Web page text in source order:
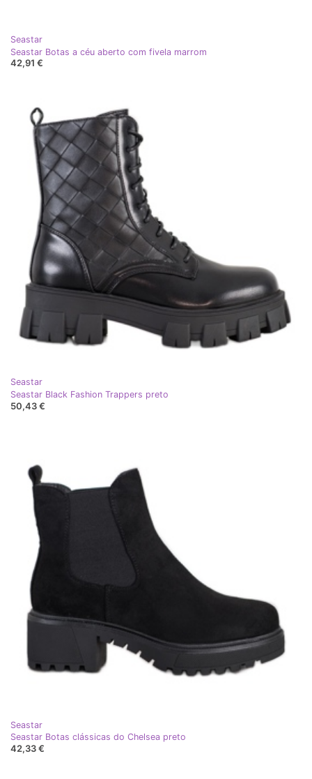
Seastar
Seastar Botas a céu aberto com fivela marrom
42,91 €
Seastar
Seastar Black Fashion Trappers preto
50,43 €
Seastar
Seastar Botas clássicas do Chelsea preto
42,33 €